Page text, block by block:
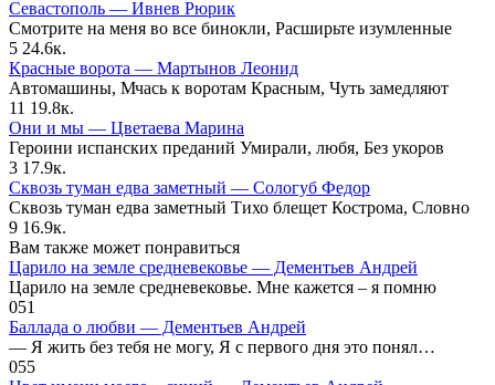
Севастополь — Ивнев Рюрик
Смотрите на меня во все бинокли, Расширьте изумленные
5 24.6к.
Красные ворота — Мартынов Леонид
Автомашины, Мчась к воротам Красным, Чуть замедляют
11 19.8к.
Они и мы — Цветаева Марина
Героини испанских преданий Умирали, любя, Без укоров
3 17.9к.
Сквозь туман едва заметный — Сологуб Федор
Сквозь туман едва заметный Тихо блещет Кострома, Словно
9 16.9к.
Вам также может понравиться
Царило на земле средневековье — Дементьев Андрей
Царило на земле средневековье. Мне кажется – я помню
051
Баллада о любви — Дементьев Андрей
— Я жить без тебя не могу, Я с первого дня это понял…
055